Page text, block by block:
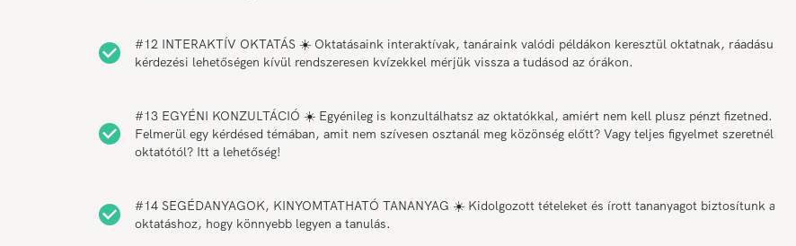
#12 INTERAKTÍV OKTATÁS ☀️ Oktatásaink interaktívak, tanáraink valódi példákon keresztül oktatnak, ráadásul a
kérdezési lehetőségen kívül rendszeresen kvízekkel mérjük vissza a tudásod az órákon.
#13 EGYÉNI KONZULTÁCIÓ ☀️ Egyénileg is konzultálhatsz az oktatókkal, amiért nem kell plusz pénzt fizetned.
Felmerül egy kérdésed témában, amit nem szívesen osztanál meg közönség előtt? Vagy teljes figyelmet szeretnél az
oktatótól? Itt a lehetőség!
#14 SEGÉDANYAGOK, KINYOMTATHATÓ TANANYAG ☀️ Kidolgozott tételeket és írott tananyagot biztosítunk az
oktatáshoz, hogy könnyebb legyen a tanulás.